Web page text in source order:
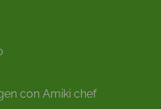
con Amiki chef